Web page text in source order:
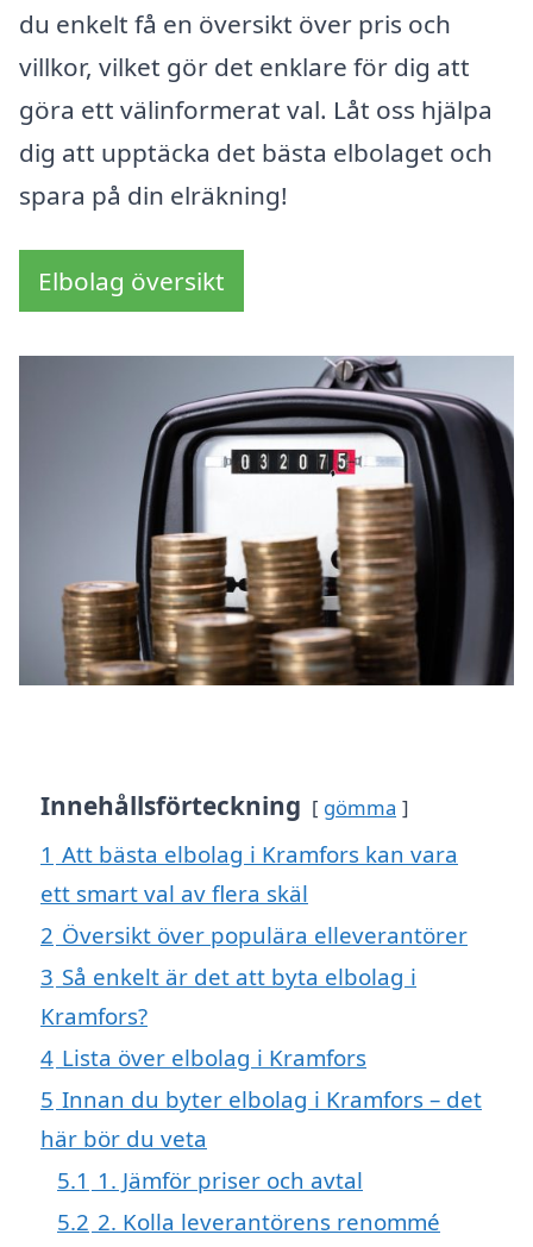
du enkelt få en översikt över pris och
villkor, vilket gör det enklare för dig att
göra ett välinformerat val. Låt oss hjälpa
dig att upptäcka det bästa elbolaget och
spara på din elräkning!
Elbolag översikt
Innehållsförteckning gömma
1 Att bästa elbolag i Kramfors kan vara
ett smart val av flera skäl
2 Översikt över populära elleverantörer
3 Så enkelt är det att byta elbolag i
Kramfors?
4 Lista över elbolag i Kramfors
5 Innan du byter elbolag i Kramfors – det
här bör du veta
5.1 1. Jämför priser och avtal
5.2 2. Kolla leverantörens renommé